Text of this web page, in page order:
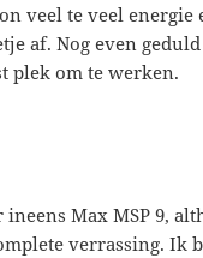
veel te veel energie
af. Nog even
plek om te werken.
ineens Max MSP 9,
verrassing. Ik